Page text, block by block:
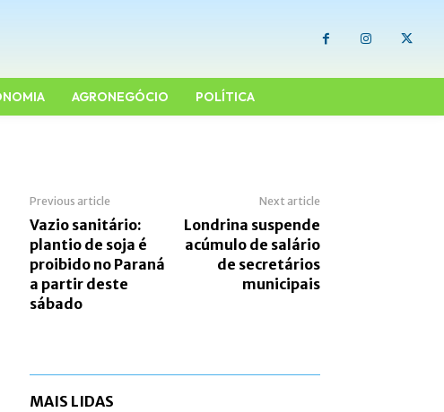
AGRONEGÓCIO POLÍTICA
Previous article
Vazio sanitário:
plantio de soja é
proibido no Paraná
a partir deste
sábado
Next article
Londrina suspende
acúmulo de salário
de secretários
municipais
MAIS LIDAS